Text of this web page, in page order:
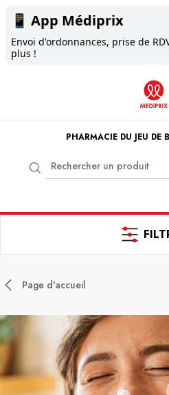
📱 App Médiprix
Envoi d'ordonnances, prise de
plus !
PHARMACIE DU JEU DE
Page d'accueil